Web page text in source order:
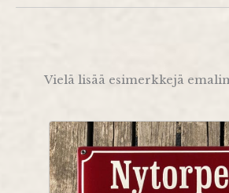
Vielä lisää esimerkkejä